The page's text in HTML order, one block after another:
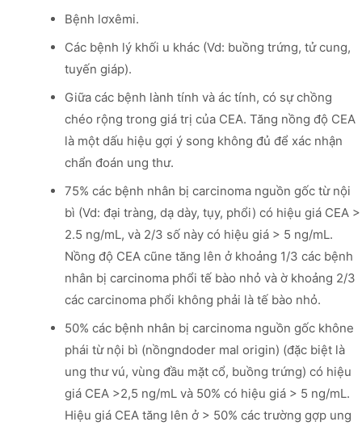
Bệnh lơxêmi.
Các bệnh lý khối u khác (Vd: buồng trứng, tử cung,
tuyến giáp).
Giữa các bệnh lành tính và ác tính, có sự chồng
chéo rộng trong giá trị của CEA. Tăng nồng độ CEA
là một dấu hiệu gợi ý song không đủ để xác nhận
chẩn đoán ung thư.
75% các bệnh nhân bị carcinoma nguồn gốc từ nội
bì (Vd: đại tràng, dạ dày, tụy, phổi) có hiệu giá CEA >
2.5 ng/mL, và 2/3 số này có hiệu giá > 5 ng/mL.
Nồng độ CEA cũne tăng lên ở khoảng 1/3 các bệnh
nhân bị carcinoma phổi tế bào nhỏ và ờ khoảng 2/3
các carcinoma phổi không phải là tế bào nhỏ.
50% các bệnh nhân bị carcinoma nguồn gốc khône
phái từ nội bì (nồngndoder mal origin) (đặc biệt là
ung thư vú, vùng đầu mặt cổ, buồng trứng) có hiệu
giá CEA >2,5 ng/mL và 50% có hiệu giá > 5 ng/mL.
Hiệu giá CEA tăng lên ở > 50% các trường gợp ung